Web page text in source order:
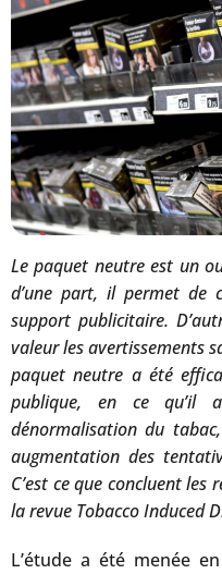
Le paquet neutre est un
d’une part, il permet de
support publicitaire.
valeur les avertissements
paquet neutre a été
publique, en ce qu’il
dénormalisation du
augmentation des
C’est ce que concluent les
la revue Tobacco Induced
L’étude a été menée